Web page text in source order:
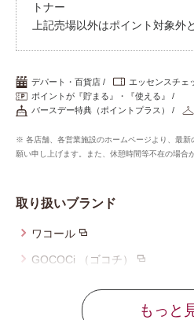
トナー
上記売場以外はポイント対象外
デパート・百貨店
エッセンスチェ
ポイントが『貯まる』・『使える』
バースデー特典（ポイントプラス）
※ 各店舗、各営業施設のホームページより、最新
願い申し上げます。また、休憩時間等不在の場合
取り扱いブランド
ワコール
GOCOCi （ゴコチ）
ワコール_マタニティ もっと